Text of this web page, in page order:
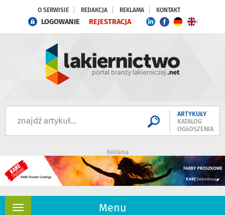
O SERWISIE REDAKCJA REKLAMA KONTAKT
LOGOWANIE REJESTRACJA
ARTYKUŁY
KATALOG
OGŁOSZENIA
Reklama
Menu
Rozwiń